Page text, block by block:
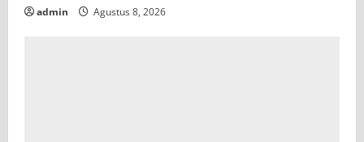
admin Agustus 8, 2026